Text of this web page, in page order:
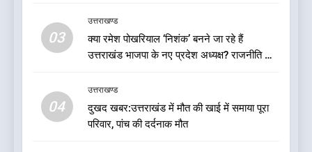
03
उत्तराखण्ड
क्या रमेश पोखरियाल ‘निशंक’ बनने जा रहे हैं
उत्तराखंड भाजपा के नए प्रदेश अध्यक्ष? राजनीति के
04
उत्तराखण्ड
दुखद खबर:उत्तराखंड में मौत की खाई में समाया पूरा
परिवार, पांच की दर्दनाक मौत
मुख्यमंत्री को भी मिली जिम्मेदारी
उत्तराखण्ड
देखें वीडियो:कांग्रेस का 2027 के
चुनाव जीतने पर फोकस पूरा, लेकिन